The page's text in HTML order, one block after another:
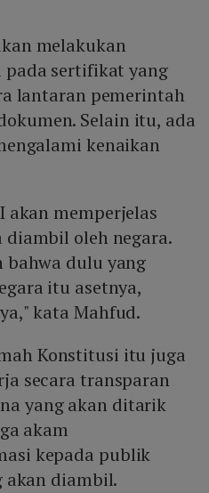
melakukan
pada sertifikat yang
lantaran pemerintah
Selain itu, ada
kenaikan
akan memperjelas
oleh negara.
bahwa dulu yang
itu asetnya,
kata Mahfud.
Konstitusi itu juga
secara transparan
yang akan ditarik
akam
kepada publik
diambil.